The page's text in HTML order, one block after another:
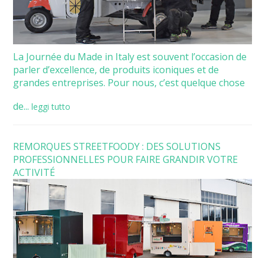
La Journée du Made in Italy est souvent l’occasion de
parler d’excellence, de produits iconiques et de
grandes entreprises. Pour nous, c’est quelque chose
de... leggi tutto
REMORQUES STREETFOODY : DES SOLUTIONS
PROFESSIONNELLES POUR FAIRE GRANDIR VOTRE
ACTIVITÉ